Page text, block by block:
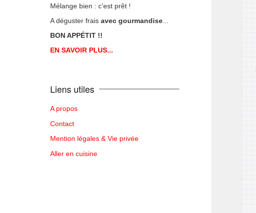
Mélange bien : c'est prêt !
A déguster frais avec gourmandise
BON APPÉTIT !!
EN SAVOIR PLUS...
Liens utiles
A propos
Contact
Mention légales & Vie privée
Aller en cuisine